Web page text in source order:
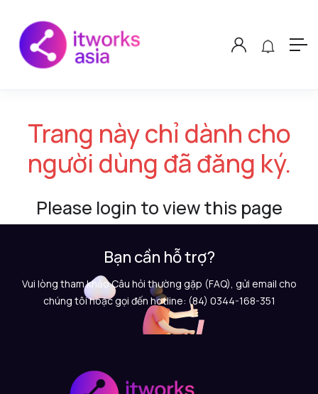
Trang này chỉ dành cho
người dùng đã đăng ký.
Please login to view this page
Bạn cần hỗ trợ?
Vui lòng tham khảo Câu hỏi thường gặp (FAQ), gửi email cho
chúng tôi hoặc gọi đến hotline: (84) 0344-168-351